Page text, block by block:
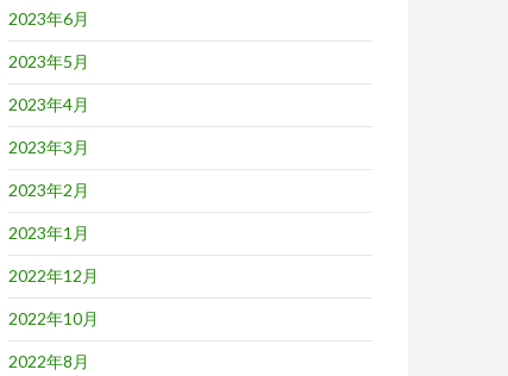
2023年6月
2023年5月
2023年4月
2023年3月
2023年2月
2023年1月
2022年12月
2022年10月
2022年8月